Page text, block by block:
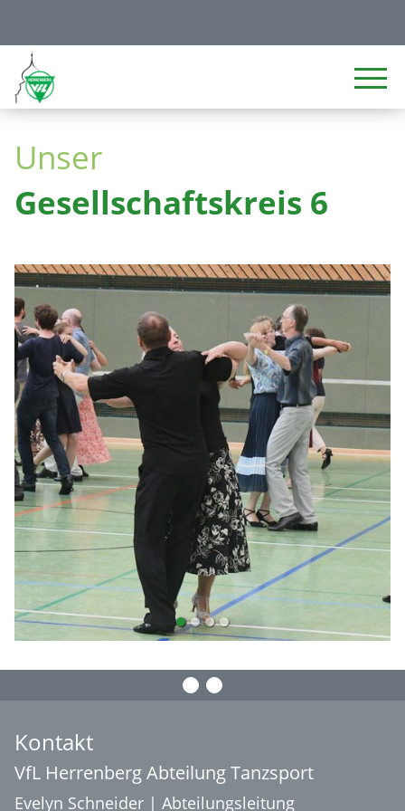
Unser
Gesellschaftskreis 6
Kontakt
VfL Herrenberg Abteilung Tanzsport
Evelyn Schneider | Abteilungsleitung